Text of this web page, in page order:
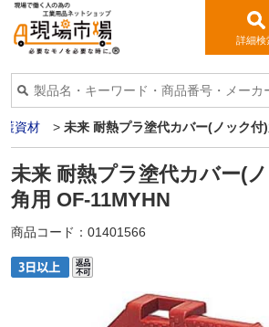
詳細検
資材 > 未来 耐熱プラ塗代カバー(ノック
未来 耐熱プラ塗代カバー(
角用 OF-11MYHN
商品コード： 01401566